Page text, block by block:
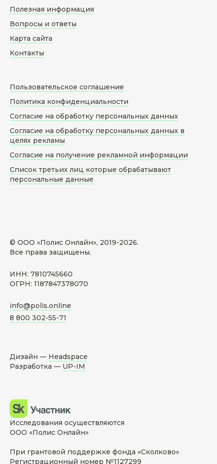
© ООО «Полис Онлайн», 2019-2026.
Все права защищены.
ИНН: 7810745660
ОГРН: 1187847378070
info@polis.online
8 800 302-55-71
Полезная информация
Вопросы и ответы
Карта сайта
Контакты
Пользовательское соглашение
Политика конфиденциальности
Согласие на обработку персональных данных
Согласие на обработку персональных данных в
целях рекламы
Согласие на получение рекламной информации
Список третьих лиц которые обрабатывают
персональные данные
Дизайн — Headspace
Разработка — UP-IM
Исследования осуществляются
ООО «Полис Онлайн»
При грантовой поддержке фонда «Сколково»
Регистрационный номер №1127299